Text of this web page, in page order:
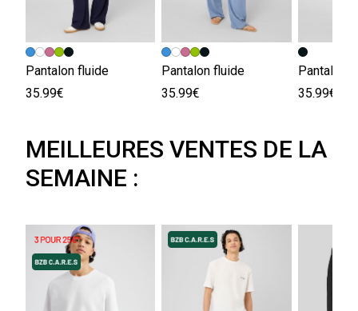
Pantalon fluide
35.99€
Pantalon fluide
35.99€
Pantalon
35.99€
MEILLEURES VENTES DE LA
SEMAINE :